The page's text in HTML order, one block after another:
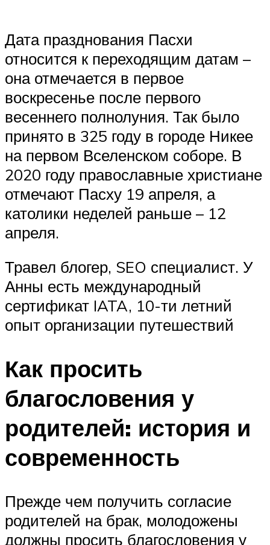
Дата празднования Пасхи
относится к переходящим датам –
она отмечается в первое
воскресенье после первого
весеннего полнолуния. Так было
принято в 325 году в городе Никее
на первом Вселенском соборе. В
2020 году православные христиане
отмечают Пасху 19 апреля, а
католики неделей раньше – 12
апреля.
Травел блогер, SEO специалист. У
Анны есть международный
сертификат IATA, 10-ти летний
опыт организации путешествий
Как просить
благословения у
родителей: история и
современность
Прежде чем получить согласие
родителей на брак, молодожены
должны просить благословения у